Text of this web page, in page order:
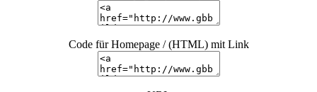
Code für Homepage / (HTML) mit Link